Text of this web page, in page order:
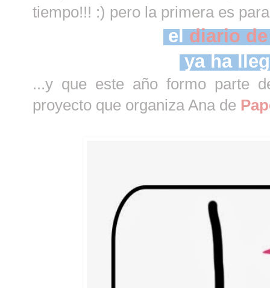
tiempo!!! :) pero la primera es
eldiario
ya ha
...y que este año formo parte
proyecto que organiza Ana de